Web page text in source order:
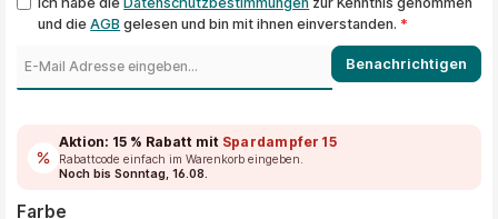
und dieAGB gelesen und bin mit ihnen einverstanden.*
Benachrichtigen
Aktion: 15 % Rabatt mit Spardampfer15
Rabattcode einfach im Warenkorb eingeben.
Noch bis Sonntag, 16.08.
Farbe